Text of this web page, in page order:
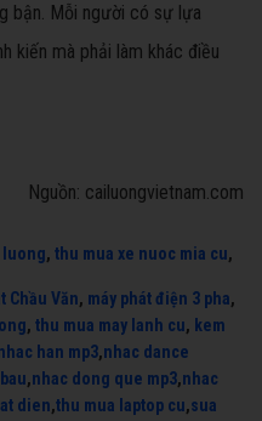
bận. Mỗi người có sự lựa
kiến mà phải làm khác điều
Nguồn: cailuongvietnam.com
luong, thu mua xe nuoc mia cu,
Chầu Văn, máy phát điện 3 pha,
, thu mua may lanh cu, kem
han mp3,nhac dance
,nhac dong que mp3,nhac
dien,thu mua laptop cu,sua